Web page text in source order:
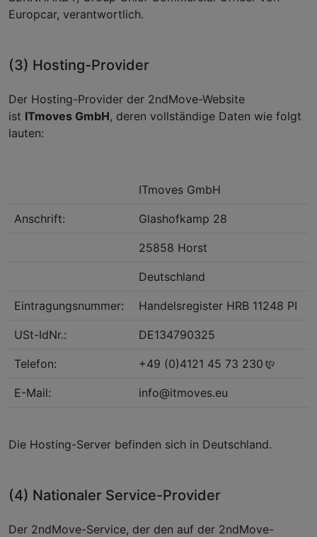
Europcar, verantwortlich.
(3) Hosting-Provider
Der Hosting-Provider der 2ndMove-Website
ist ITmoves GmbH, deren vollständige Daten wie folgt
lauten:
ITmoves GmbH
Anschrift: Glashofkamp 28
25858 Horst
Deutschland
Eintragungsnummer: Handelsregister HRB 11248 PI
USt-IdNr.: DE134790325
Telefon: +49 (0)4121 45 73 230
E-Mail: info@itmoves.eu
Die Hosting-Server befinden sich in Deutschland.
(4) Nationaler Service-Provider
Der 2ndMove-Service, der den auf der 2ndMove-